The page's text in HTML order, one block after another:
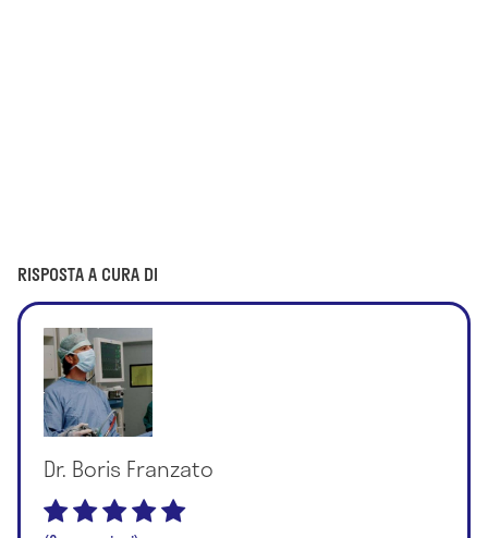
RISPOSTA A CURA DI
Dr. Boris Franzato